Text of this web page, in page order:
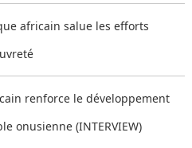
africain salue les efforts
renforce le développement
onusienne (INTERVIEW)